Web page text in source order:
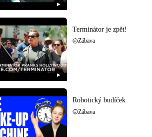
▶
▶
Terminátor je zpět!
Zábava
Robotický budíček
Zábava